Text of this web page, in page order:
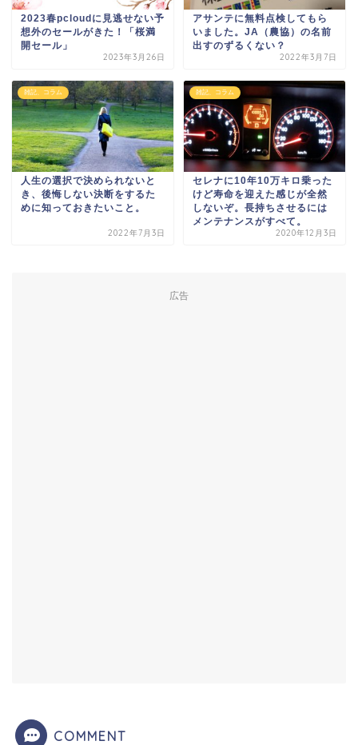
2023春pcloudに見逃せない予
想外のセールがきた！「桜満
開セール」
2023年3月26日
アサンテに無料点検してもら
いました。JA（農協）の名前
出すのずるくない？
2022年3月7日
雑記、コラム
人生の選択で決められないと
き、後悔しない決断をするた
めに知っておきたいこと。
2022年7月3日
雑記、コラム
セレナに10年10万キロ乗った
けど寿命を迎えた感じが全然
しないぞ。長持ちさせるには
メンテナンスがすべて。
2020年12月3日
広告
COMMENT